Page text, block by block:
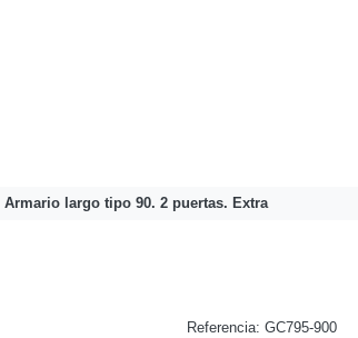
Armario largo tipo 90. 2 puertas. Extra
Referencia: GC795-900